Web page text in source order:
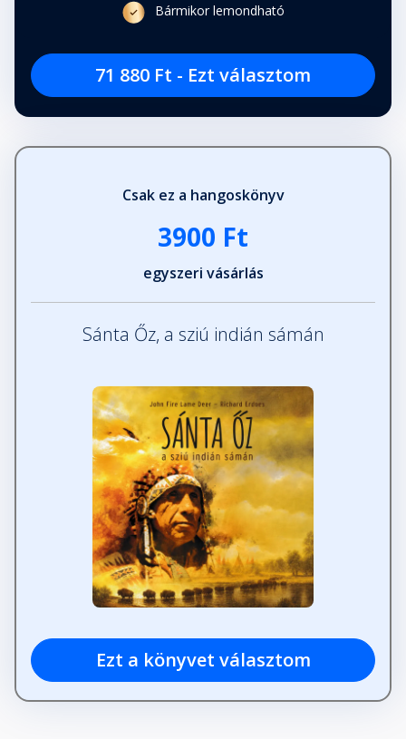
Bármikor lemondható
71 880 Ft - Ezt választom
Csak ez a hangoskönyv
3900 Ft
egyszeri vásárlás
Sánta Őz, a sziú indián sámán
Ezt a könyvet választom